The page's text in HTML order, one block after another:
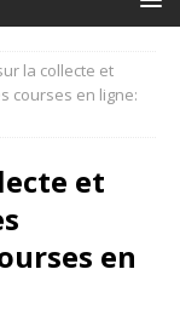
la collecte et
courses en ligne:
et
en